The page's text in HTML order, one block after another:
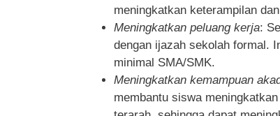
meningkatkan keterampilan
Meningkatkan peluang kerja:
dengan ijazah sekolah formal.
minimal SMA/SMK.
Meningkatkan kemampuan
membantu siswa